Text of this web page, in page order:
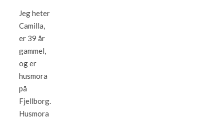
Jeg heter
Camilla,
er 39 år
gammel,
og er
husmora
på
Fjellborg.
Husmora